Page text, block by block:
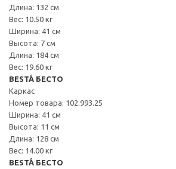
Длина: 132 см
Вес: 10.50 кг
Ширина: 41 см
Высота: 7 см
Длина: 184 см
Вес: 19.60 кг
BESTÅ БЕСТО
Каркас
Номер товара: 102.993.25
Ширина: 41 см
Высота: 11 см
Длина: 128 см
Вес: 14.00 кг
BESTÅ БЕСТО